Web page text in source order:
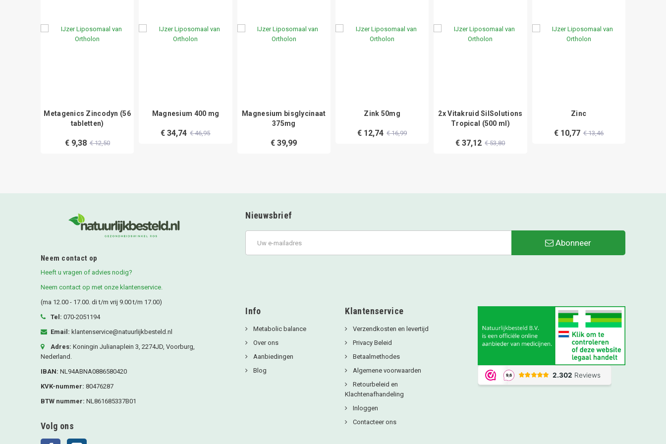
Metagenics Zincodyn (56
tabletten)
€ 9,38 € 12,50
Magnesium 400 mg
€ 34,74 € 46,95
Magnesium bisglycinaat
375mg
€ 39,99
Zink 50mg
€ 12,74 € 16,99
2x Vitakruid SilSolutions
Tropical (500 ml)
€ 37,12 € 53,80
Zinc
€ 10,77 € 13,46
Neem contact op
Heeft u vragen of advies nodig?
Neem contact op met onze klantenservice.
(ma 12.00 - 17.00. di t/m vrij 9.00 t/m 17.00)
Tel: 070-2051194
Email: klantenservice@natuurlijkbesteld.nl
Adres: Koningin Julianaplein 3, 2274JD, Voorburg,
Nederland.
IBAN: NL94ABNA0886580420
KVK-nummer: 80476287
BTW nummer: NL861685337B01
Volg ons
Nieuwsbrief
Abonneer
Info
Metabolic balance
Over ons
Aanbiedingen
Blog
Klantenservice
Verzendkosten en levertijd
Privacy Beleid
Betaalmethodes
Algemene voorwaarden
Retourbeleid en
Klachtenafhandeling
Inloggen
Contacteer ons